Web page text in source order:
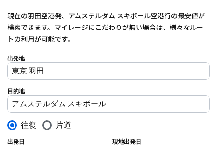
現在の羽田空港発、アムステルダム スキポール空港行の最安値が
検索できます。マイレージにこだわりが無い場合は、様々なルー
トの利用が可能です。